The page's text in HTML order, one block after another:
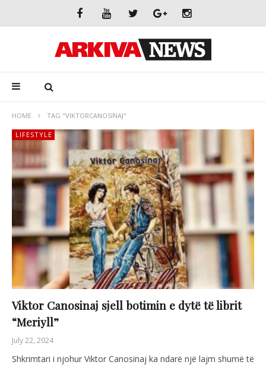
HOME TAG "VIKTORCANOSINAJ"
LIFESTYLE
Viktor Canosinaj sjell botimin e dytë të librit
“Meriyll”
July 22, 2024
Shkrimtari i njohur Viktor Canosinaj ka ndarë një lajm shumë të